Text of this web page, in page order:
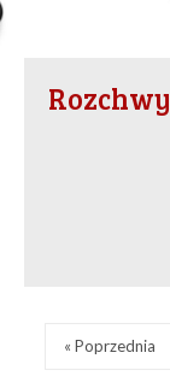
« Poprzednia